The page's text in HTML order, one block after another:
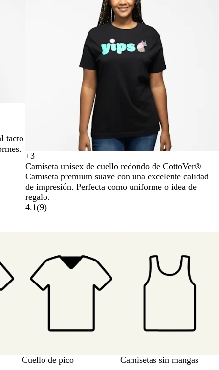
tacto
B
l
a
n
c
o
N
e
g
r
o
A
z
u
l
m
a
A
z
u
l
r
e
+3
Camiseta unisex de cuello redondo de CottoVer®
Camiseta premium suave con una excelente calidad
de impresión. Perfecta como uniforme o idea de
regalo.
4.1(9)
Cuello de pico Camisetas sin mangas